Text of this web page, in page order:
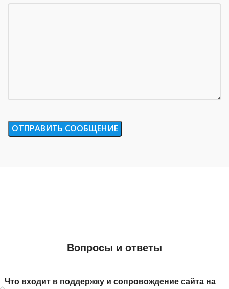
Вопросы и ответы
Что входит в поддержку и сопровождение сайта на